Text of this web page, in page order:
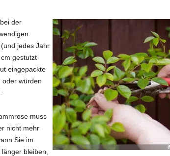
der
jedes Jahr
gestutzt
eingepackte
oder würden
muss
nicht mehr
Sie im
bleiben,